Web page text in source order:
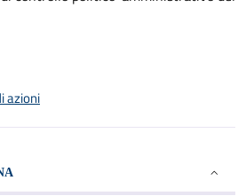
azioni